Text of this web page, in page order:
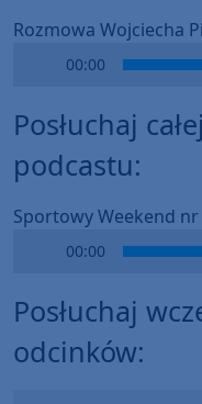
Rozmowa Wojciecha
00:00
Posłuchaj
podcastu:
Sportowy Weekend nr
00:00
Posłuchaj
odcinków: